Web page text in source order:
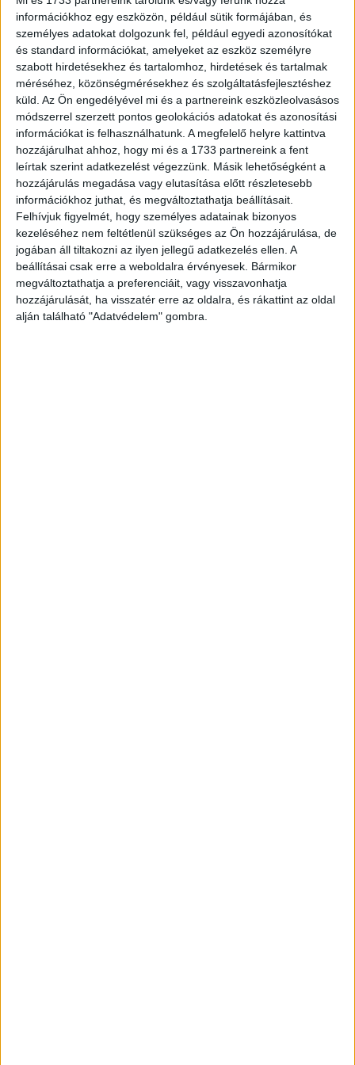
információkhoz egy eszközön, például sütik formájában, és
személyes adatokat dolgozunk fel, például egyedi azonosítókat
és standard információkat, amelyeket az eszköz személyre
szabott hirdetésekhez és tartalomhoz, hirdetések és tartalmak
méréséhez, közönségmérésekhez és szolgáltatásfejlesztéshez
küld. Az Ön engedélyével mi és a partnereink eszközleolvasásos
módszerrel szerzett pontos geolokációs adatokat és azonosítási
információkat is felhasználhatunk. A megfelelő helyre kattintva
hozzájárulhat ahhoz, hogy mi és a 1733 partnereink a fent
leírtak szerint adatkezelést végezzünk. Másik lehetőségként a
hozzájárulás megadása vagy elutasítása előtt részletesebb
információkhoz juthat, és megváltoztathatja beállításait.
Felhívjuk figyelmét, hogy személyes adatainak bizonyos
kezeléséhez nem feltétlenül szükséges az Ön hozzájárulása, de
jogában áll tiltakozni az ilyen jellegű adatkezelés ellen. A
beállításai csak erre a weboldalra érvényesek. Bármikor
megváltoztathatja a preferenciáit, vagy visszavonhatja
hozzájárulását, ha visszatér erre az oldalra, és rákattint az oldal
alján található "Adatvédelem" gombra.
valamint további nyolc (6+2) alacsony földkörüli pályán
keringő (HULEO) műholdat tervez 2032-ig felbocsátani,
illetve pályára állítani és üzemeltetni.⁣ ⁣
A vállalat műho⁣⁣ldfejlesztési programja a felbocsátást
leszámítva a teljes értékláncot lefedi az alacsony
földkörüli pályára tervezett műholdak gyártásától, a
műholdüzemeltetésen át az adatok feldolgozásáig, ami a
saját infrastruktúrának, valamint a rendszerintegrátori és
technológiai kompetenciának köszönhetően lehetővé
teszi egyrészt a teljes folyamat vállalaton belüli
irányítását és felügyeletét, másrészt hogy vertikálisan
integrált infrastruktúrája révén kiemelkedő, teljes körű
földmegfigyelési és műholdas kommunikációs
szolgáltatóvá váljon.
A pályázati feltételekrőlitt található bővebb információ